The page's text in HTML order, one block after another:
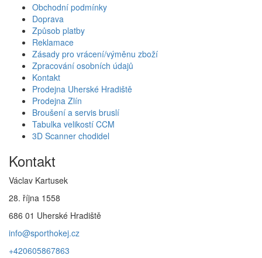
Obchodní podmínky
Doprava
Způsob platby
Reklamace
Zásady pro vrácení/výměnu zboží
Zpracování osobních údajů
Kontakt
Prodejna Uherské Hradiště
Prodejna Zlín
Broušení a servis bruslí
Tabulka velikostí CCM
3D Scanner chodidel
Kontakt
Václav Kartusek
28. října 1558
686 01 Uherské Hradiště
info@sporthokej.cz
+420605867863